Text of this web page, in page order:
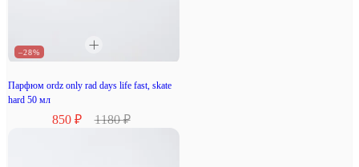
–28%
Парфюм ordz only rad days life fast, skate
hard 50 мл
850 ₽ 1180 ₽